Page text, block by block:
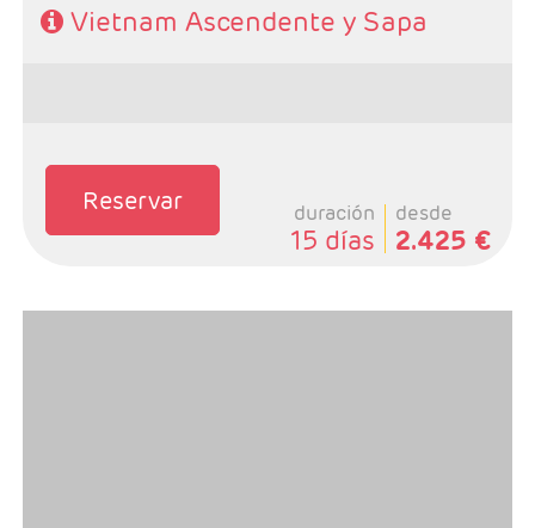
Vietnam Ascendente y Sapa
Reservar duración
15 días
desde
2.425 €